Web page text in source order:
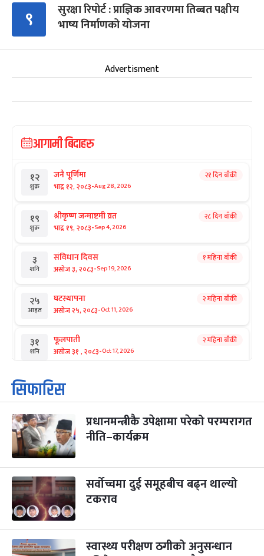
९
सुरक्षा रिपोर्ट : प्राज्ञिक आवरणमा तिब्बत पक्षीय
भाष्य निर्माणको योजना
Advertisment
आगामी बिदाहरु
१२
शुक्र
जनै पूर्णिमा
भाद्र १२, २०८३-Aug 28, 2026
२१ दिन बाँकी
१९
शुक्र
श्रीकृष्ण जन्माष्टमी व्रत
भाद्र १९, २०८३-Sep 4, 2026
२८ दिन बाँकी
३
शनि
संविधान दिवस
असोज ३, २०८३-Sep 19, 2026
१ महिना बाँकी
२५
आइत
घटस्थापना
असोज २५, २०८३-Oct 11, 2026
२ महिना बाँकी
३१
शनि
फूलपाती
असोज ३१ , २०८३-Oct 17, 2026
२ महिना बाँकी
१
आइत
कार्तिक सङ्क्रान्ति
कार्तिक १, २०८३
३
मंगल
महानवमी
कार्तिक ३, २०८३-Oct 20, 2026
२ महिना बाँकी
४
बुध कार्तिक ४, २०८३ -Oct 21, 2026
५
बिहि
पापा‌ङ्कुशा एकादशी व्रत
कार्तिक ५, २०८३
२२ कुकुर तिहार ३ महिना बाँकी
सिफारिस
प्रधानमन्त्रीकै उपेक्षामा परेको परम्परागत
नीति–कार्यक्रम
सर्वोच्चमा दुई समूहबीच बढ्न थाल्यो
टकराव
स्वास्थ्य परीक्षण ठगीको अनुसन्धान